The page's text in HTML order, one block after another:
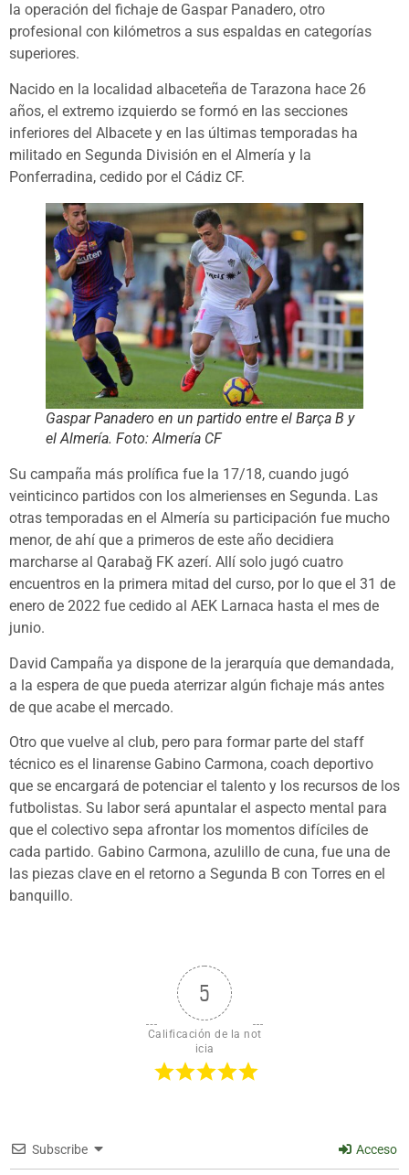
la operación del fichaje de Gaspar Panadero, otro
profesional con kilómetros a sus espaldas en categorías
superiores.
Nacido en la localidad albaceteña de Tarazona hace 26
años, el extremo izquierdo se formó en las secciones
inferiores del Albacete y en las últimas temporadas ha
militado en Segunda División en el Almería y la
Ponferradina, cedido por el Cádiz CF.
Gaspar Panadero en un partido entre el Barça B y
el Almería. Foto: Almería CF
Su campaña más prolífica fue la 17/18, cuando jugó
veinticinco partidos con los almerienses en Segunda. Las
otras temporadas en el Almería su participación fue mucho
menor, de ahí que a primeros de este año decidiera
marcharse al Qarabağ FK azerí.​ Allí solo jugó cuatro
encuentros en la primera mitad del curso, por lo que el 31 de
enero de 2022 fue cedido al AEK Larnaca hasta el mes de
junio.
David Campaña ya dispone de la jerarquía que demandada,
a la espera de que pueda aterrizar algún fichaje más antes
de que acabe el mercado.
Otro que vuelve al club, pero para formar parte del staff
técnico es el linarense Gabino Carmona, coach deportivo
que se encargará de potenciar el talento y los recursos de los
futbolistas. Su labor será apuntalar el aspecto mental para
que el colectivo sepa afrontar los momentos difíciles de
cada partido. Gabino Carmona, azulillo de cuna, fue una de
las piezas clave en el retorno a Segunda B con Torres en el
banquillo.
5
Calificación de la not
icia
Subscribe Acceso